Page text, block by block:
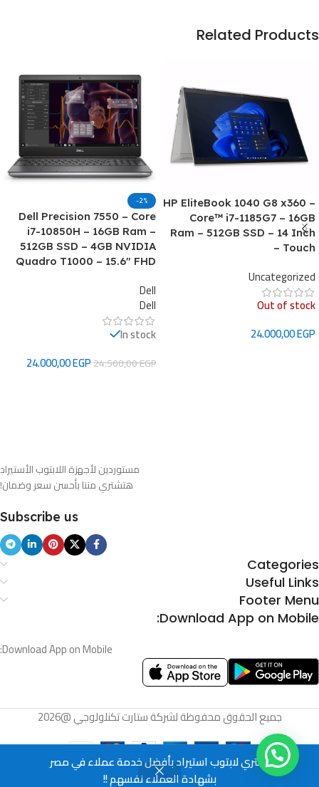
أشتري لابتوب استيراد بأفضل خدمة عملاء في مصر
بشهادة العملاء نفسهم !!
Related Products
HP EliteBook 1040 G8 x360 –
Core™ i7-1185G7 – 16GB
Ram – 512GB SSD – 14 Inch
– Touch
Uncategorized
Out of stock
24.000,00EGP
-2%
Dell Precision 7550 – Core
i7-10850H – 16GB Ram –
512GB SSD – 4GB NVIDIA
Quadro T1000 – 15.6″ FHD
Dell
Dell
In stock
24.500,00EGP
24.000,00EGP
مستوردين لأجهزة اللابتوب الأستيراد
هتشتري مننا بأحسن سعر وضمان!
Subscribe us
Categories
Useful Links
Footer Menu
Download App on Mobile:
Download App on Mobile:
جميع الحقوق محفوظة لشركة ستارت تكنلولوجي @2026